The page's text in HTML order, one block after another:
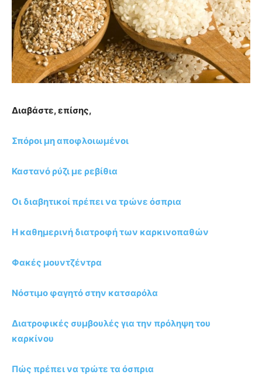
Διαβάστε, επίσης,
Σπόροι μη αποφλοιωμένοι
Καστανό ρύζι με ρεβίθια
Οι διαβητικοί πρέπει να τρώνε όσπρια
Η καθημερινή διατροφή των καρκινοπαθών
Φακές μουντζέντρα
Νόστιμο φαγητό στην κατσαρόλα
Διατροφικές συμβουλές για την πρόληψη του
καρκίνου
Πώς πρέπει να τρώτε τα όσπρια